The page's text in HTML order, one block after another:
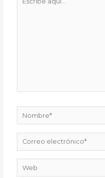
Nombre*
Correo
electrónico*
Web